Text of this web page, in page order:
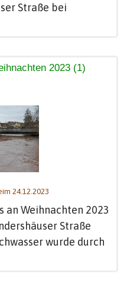
Straße bei
2023 (1)
24.12.2023
an Weihnachten 2023
Straße
wurde durch